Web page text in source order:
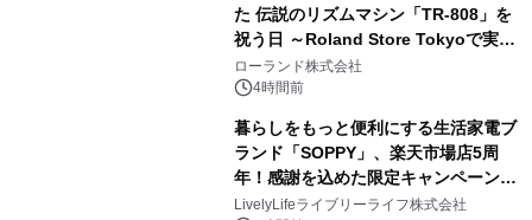
た 伝説のリズムマシン「TR-808」を
祝う日 ～Roland Store Tokyoで実機
を展示しての 記念キャンペーンを開
催 英国ラジオ「NTS」の 特別プログ
アーティストを フィーチャーしたアニ
メーションを公開～
ローランド株式会社
4時間前
暮らしをもっと便利にする生活家電ブ
ランド「SOPPY」、楽天市場店5周
年！感謝を込めた限定キャンペーンを
8月10日より開催
LivelyLifeライブリーライフ株式会社